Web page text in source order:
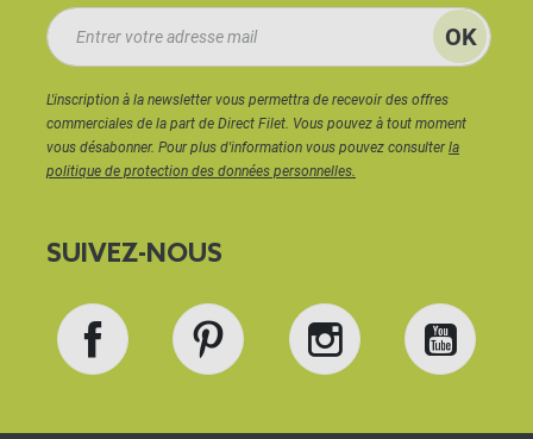
L'inscription à la newsletter vous permettra de recevoir des offres
commerciales de la part de Direct Filet. Vous pouvez à tout moment
vous désabonner. Pour plus d'information vous pouvez consulterla
politique de protection des données personnelles.
SUIVEZ-NOUS